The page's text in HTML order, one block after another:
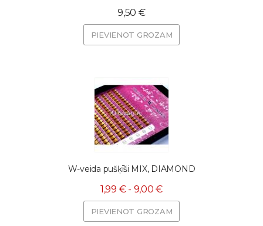
9,50 €
PIEVIENOT GROZAM
W-veida pušķīši MIX, DIAMOND
1,99 € - 9,00 €
PIEVIENOT GROZAM